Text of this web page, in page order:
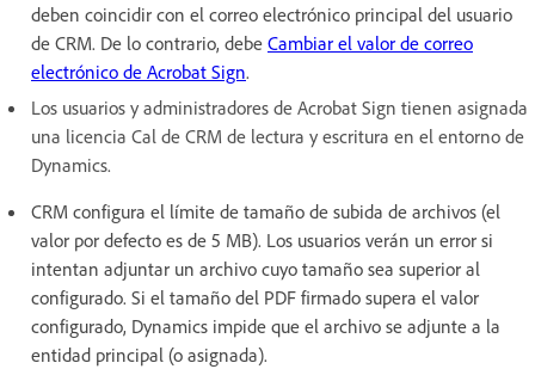
deben coincidir con el correo electrónico principal del usuario
de CRM. De lo contrario, debe Cambiar el valor de correo
electrónico de Acrobat Sign.
Los usuarios y administradores de Acrobat Sign tienen asignada
una licencia Cal de CRM de lectura y escritura en el entorno de
Dynamics.
CRM configura el límite de tamaño de subida de archivos (el
valor por defecto es de 5 MB). Los usuarios verán un error si
intentan adjuntar un archivo cuyo tamaño sea superior al
configurado. Si el tamaño del PDF firmado supera el valor
configurado, Dynamics impide que el archivo se adjunte a la
entidad principal (o asignada).